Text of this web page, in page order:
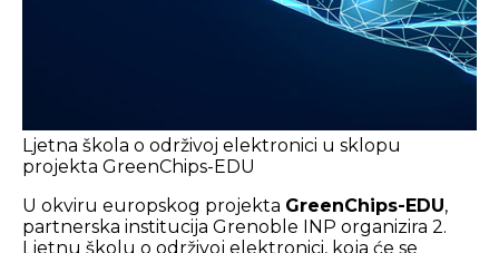
Ljetna škola o održivoj elektronici u sklopu
projekta GreenChips-EDU
U okviru europskog projekta GreenChips-EDU,
partnerska institucija Grenoble INP organizira 2.
Ljetnu školu o održivoj elektronici, koja će se